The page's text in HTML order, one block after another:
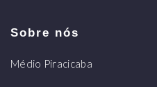
Sobre nós
Médio Piracicaba